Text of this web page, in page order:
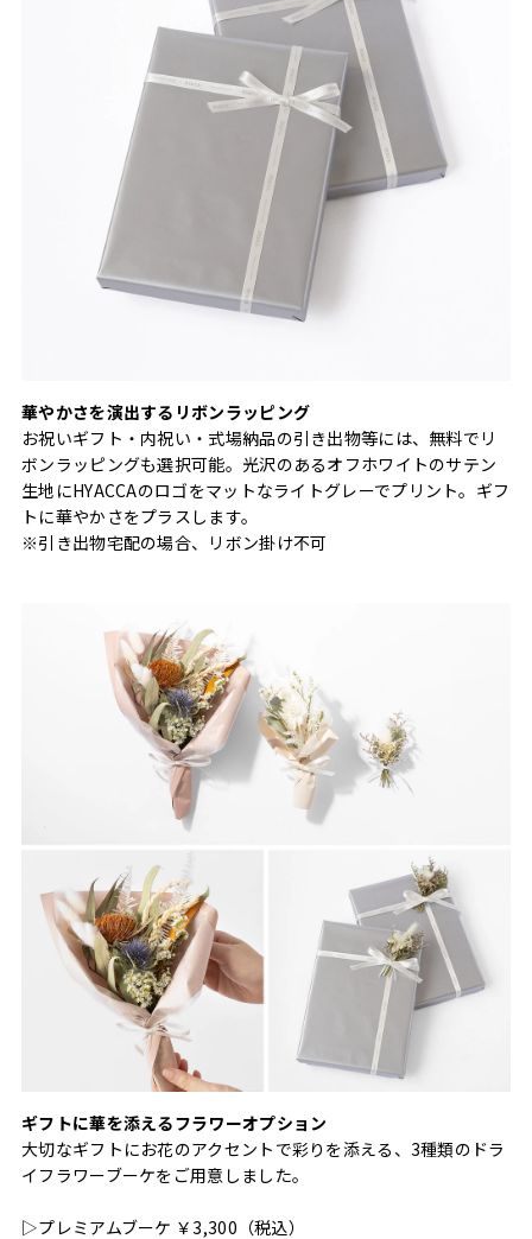
華やかさを演出するリボンラッピング
お祝いギフト・内祝い・式場納品の引き出物等には、無料でリ
ボンラッピングも選択可能。光沢のあるオフホワイトのサテン
生地にHYACCAのロゴをマットなライトグレーでプリント。ギフ
トに華やかさをプラスします。
※引き出物宅配の場合、リボン掛け不可
ギフトに華を添えるフラワーオプション
大切なギフトにお花のアクセントで彩りを添える、3種類のドラ
イフラワーブーケをご用意しました。
▷プレミアムブーケ ￥3,300（税込）